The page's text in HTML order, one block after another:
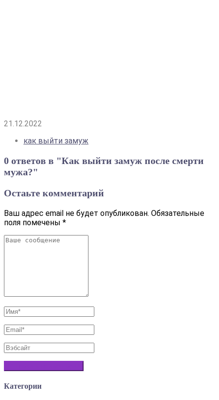
21.12.2022
как выйти замуж
0 ответов в "Как выйти замуж после смерти
мужа?"
Остаьте комментарий
Ваш адрес email не будет опубликован. Обязательные
поля помечены *
Категории